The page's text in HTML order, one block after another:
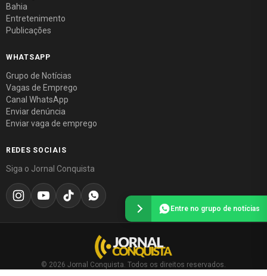
Bahia
Entretenimento
Publicações
WHATSAPP
Grupo de Notícias
Vagas de Emprego
Canal WhatsApp
Enviar denúncia
Enviar vaga de emprego
REDES SOCIAIS
Siga o Jornal Conquista
© 2026 Jornal Conquista. Todos os direitos reservados.
Entre no grupo de notícias